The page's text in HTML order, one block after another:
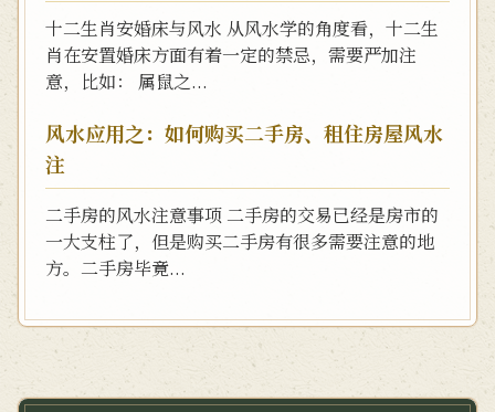
十二生肖安婚床与风水 从风水学的角度看，十二生
肖在安置婚床方面有着一定的禁忌，需要严加注
意，比如： 属鼠之...
风水应用之：如何购买二手房、租住房屋风水
注
二手房的风水注意事项 二手房的交易已经是房市的
一大支柱了，但是购买二手房有很多需要注意的地
方。二手房毕竟...